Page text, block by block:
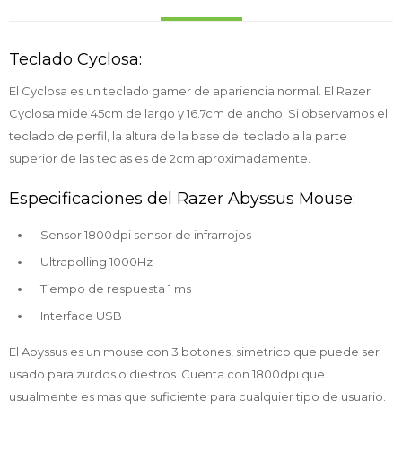
Teclado Cyclosa:
El Cyclosa es un teclado gamer de apariencia normal. El Razer
Cyclosa mide 45cm de largo y 16.7cm de ancho. Si observamos el
teclado de perfil, la altura de la base del teclado a la parte
superior de las teclas es de 2cm aproximadamente.
Especificaciones del Razer Abyssus Mouse:
Sensor 1800dpi sensor de infrarrojos
Ultrapolling 1000Hz
Tiempo de respuesta 1 ms
Interface USB
El Abyssus es un mouse con 3 botones, simetrico que puede ser
usado para zurdos o diestros. Cuenta con 1800dpi que
usualmente es mas que suficiente para cualquier tipo de usuario.